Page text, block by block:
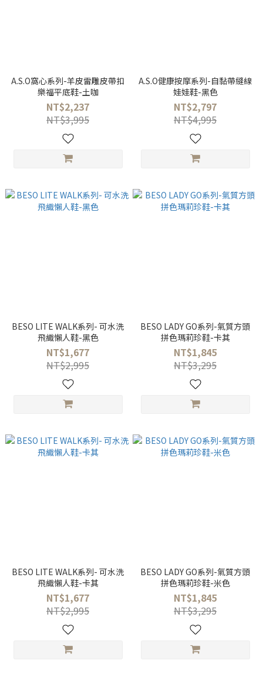
A.S.O窩心系列-羊皮雷雕皮帶扣
樂福平底鞋-土咖
NT$2,237
NT$3,995
A.S.O健康按摩系列-自黏帶縫線
娃娃鞋-黑色
NT$2,797
NT$4,995
BESO LITE WALK系列- 可水洗
飛織懶人鞋-黑色
NT$1,677
NT$2,995
BESO LADY GO系列-氣質方頭
拼色瑪莉珍鞋-卡其
NT$1,845
NT$3,295
BESO LITE WALK系列- 可水洗
飛織懶人鞋-卡其
NT$1,677
NT$2,995
BESO LADY GO系列-氣質方頭
拼色瑪莉珍鞋-米色
NT$1,845
NT$3,295